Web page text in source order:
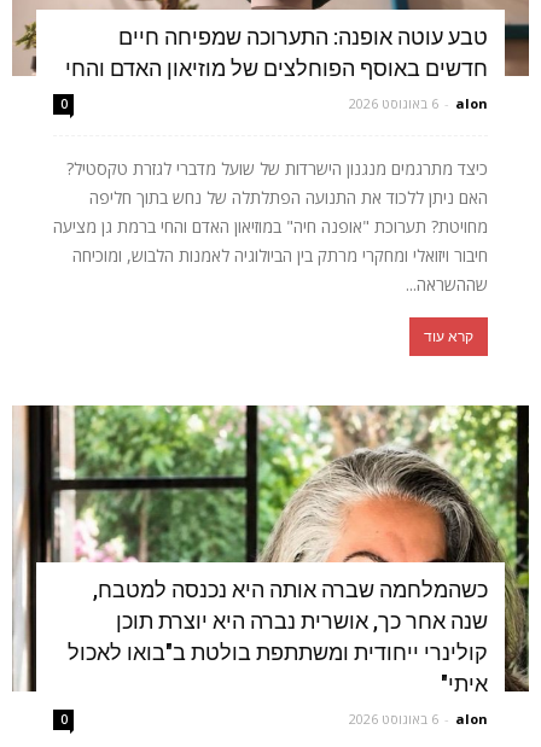
טבע עוטה אופנה: התערוכה שמפיחה חיים
חדשים באוסף הפוחלצים של מוזיאון האדם והחי
alon
- 6 באוגוסט 2026 0
כיצד מתרגמים מנגנון הישרדות של שועל מדברי לגזרת טקסטיל?
האם ניתן ללכוד את התנועה הפתלתלה של נחש בתוך חליפה
מחויטת? תערוכת "אופנה חיה" במוזיאון האדם והחי ברמת גן מציעה
חיבור ויזואלי ומחקרי מרתק בין הביולוגיה לאמנות הלבוש, ומוכיחה
שההשראה...
קרא עוד
כשהמלחמה שברה אותה היא נכנסה למטבח,
שנה אחר כך, אושרית נברה היא יוצרת תוכן
קולינרי ייחודית ומשתתפת בולטת ב"בואו לאכול
איתי"
alon
- 6 באוגוסט 2026 0